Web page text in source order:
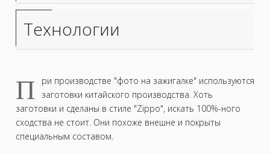
Технологии
П
ри производстве "фото на зажигалке" используются
заготовки китайского производства. Хоть
заготовки и сделаны в стиле "Zippo", искать 100%-ного
сходства не стоит. Они похоже внешне и покрыты
специальным составом.